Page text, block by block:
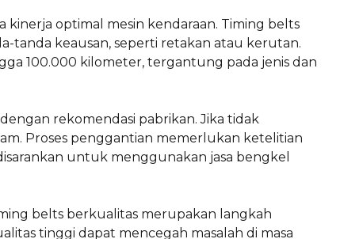
optimal mesin kendaraan. Timing belts
tanda keausan, seperti retakan atau kerutan.
100.000 kilometer, tergantung pada jenis dan
rekomendasi pabrikan. Jika tidak
Proses penggantian memerlukan ketelitian
untuk menggunakan jasa bengkel
belts berkualitas merupakan langkah
tinggi dapat mencegah masalah di masa